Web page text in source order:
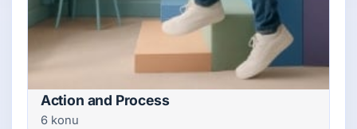
Action and Process
6 konu